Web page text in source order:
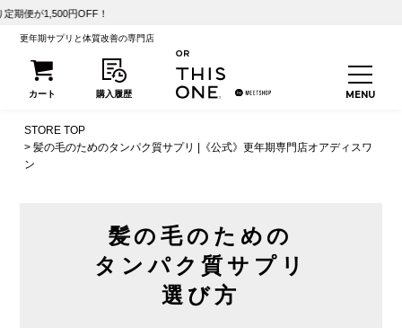
！
更年期サプリと体質改善の専門店
STORE TOP
髪の毛のためのタンパク質サプリ |《公式》更年期専門店オアディスワ
ン
髪の毛のための
タンパク質サプリ
選び方